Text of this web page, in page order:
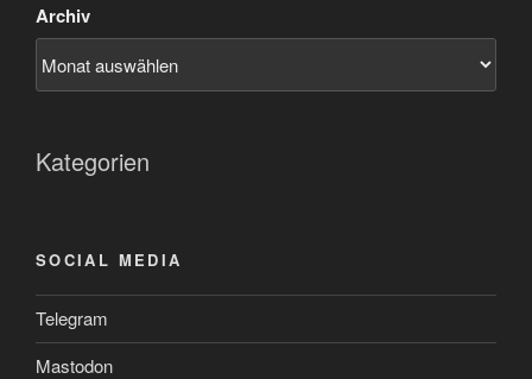
Archiv
Kategorien
SOCIAL MEDIA
Telegram
Mastodon